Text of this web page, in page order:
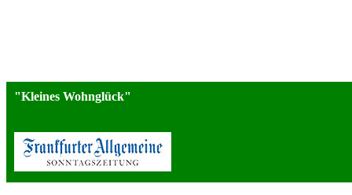
"Kleines Wohnglück"